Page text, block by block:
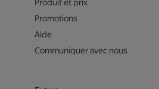
Produit et prix
Promotions
Aide
Communiquer avec nous